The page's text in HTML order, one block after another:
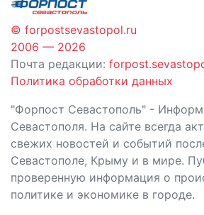
© forpostsevastopol.ru
2006 — 2026
Почта редакции:
Политика обработки данных
"Форпост Севастополь" -
Севастополя. На сайте всегда
свежих новостей и событий
Севастополе, Крыму и в мире.
проверенную информация о
политике и экономике в городе.